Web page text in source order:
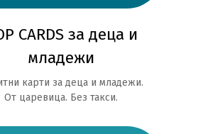
CARDS за деца и
младежи
карти за деца и младежи.
От царевица. Без такси.